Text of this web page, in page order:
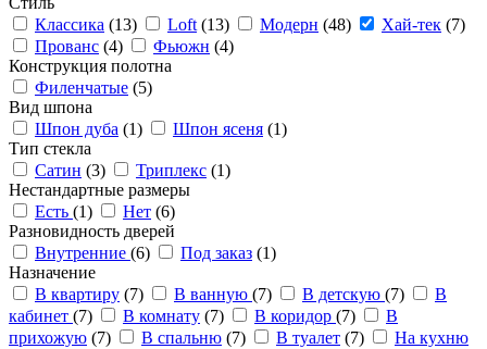
Классика (13) Loft (13) Модерн (48) Хай-тек (7)
Прованс (4) Фьюжн (4)
Конструкция полотна
Филенчатые (5)
Вид шпона
Шпон дуба (1) Шпон ясеня (1)
Тип стекла
Сатин (3) Триплекс (1)
Нестандартные размеры
Есть (1) Нет (6)
Разновидность дверей
Внутренние (6) Под заказ (1)
Назначение
В квартиру (7) В ванную (7) В детскую (7)
В
кабинет (7) В комнату (7) В коридор (7)
В
прихожую (7) В спальню (7) В туалет (7)
На кухню